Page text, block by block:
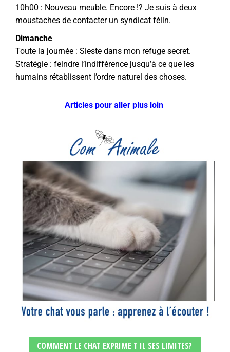
10h00 : Nouveau meuble. Encore !? Je suis à deux
moustaches de contacter un syndicat félin.
Dimanche
Toute la journée : Sieste dans mon refuge secret.
Stratégie : feindre l’indifférence jusqu’à ce que les
humains rétablissent l’ordre naturel des choses.
Articles pour aller plus loin
COMMENT LE CHAT EXPRIME T IL SES LIMITES?